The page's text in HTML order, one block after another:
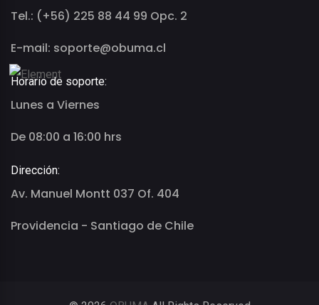
Tel.: (+56) 225 88 44 99 Opc. 2
E-mail: soporte@obuma.cl
Horario de soporte:
Lunes a Viernes
De 08:00 a 16:00 hrs
Dirección:
Av. Manuel Montt 037 Of. 404
Providencia - Santiago de Chile